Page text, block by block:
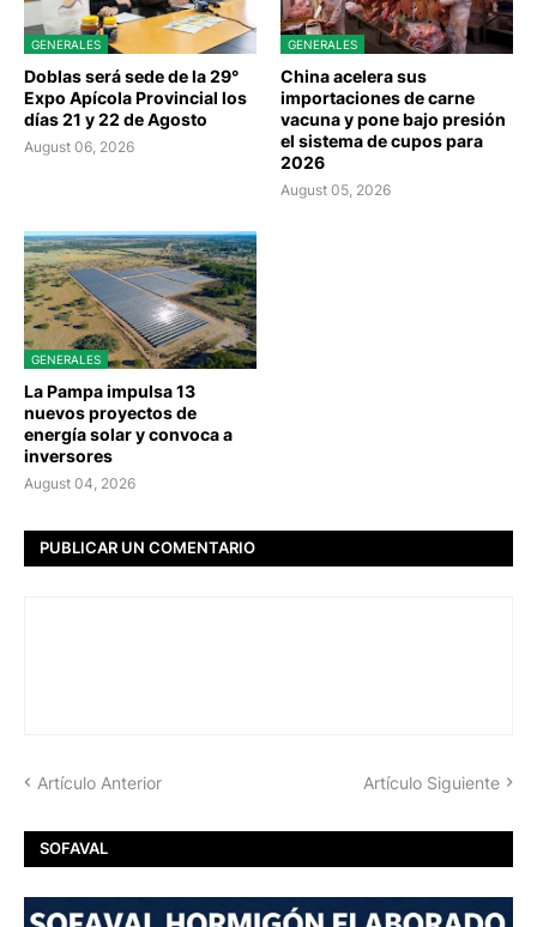
GENERALES
Doblas será sede de la 29°
Expo Apícola Provincial los
días 21 y 22 de Agosto
August 06, 2026
GENERALES
China acelera sus
importaciones de carne
vacuna y pone bajo presión
el sistema de cupos para
2026
August 05, 2026
GENERALES
La Pampa impulsa 13
nuevos proyectos de
energía solar y convoca a
inversores
August 04, 2026
PUBLICAR UN COMENTARIO
Artículo Anterior Artículo Siguiente
SOFAVAL